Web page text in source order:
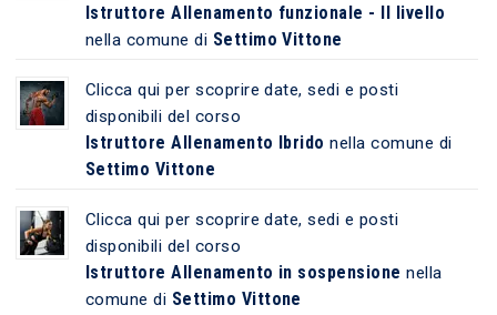
Istruttore Allenamento funzionale - II livello
nella comune di Settimo Vittone
Clicca qui per scoprire date, sedi e posti
disponibili del corso
Istruttore Allenamento Ibrido nella comune di
Settimo Vittone
Clicca qui per scoprire date, sedi e posti
disponibili del corso
Istruttore Allenamento in sospensione nella
comune di Settimo Vittone